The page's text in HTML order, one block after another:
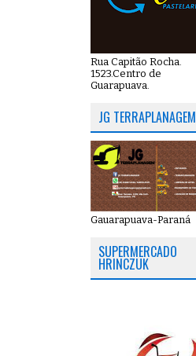
Rua Capitão Rocha.
1523.Centro de
Guarapuava.
JG TERRAPLANAGEM
Gauarapuava-Paraná
SUPERMERCADO
HRINCZUK